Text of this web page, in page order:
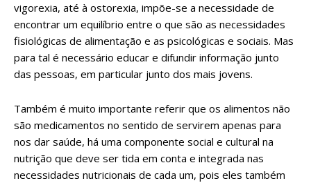
vigorexia, até à ostorexia, impõe-se a necessidade de
encontrar um equilíbrio entre o que são as necessidades
fisiológicas de alimentação e as psicológicas e sociais. Mas
para tal é necessário educar e difundir informação junto
das pessoas, em particular junto dos mais jovens.
Também é muito importante referir que os alimentos não
são medicamentos no sentido de servirem apenas para
nos dar saúde, há uma componente social e cultural na
nutrição que deve ser tida em conta e integrada nas
necessidades nutricionais de cada um, pois eles também